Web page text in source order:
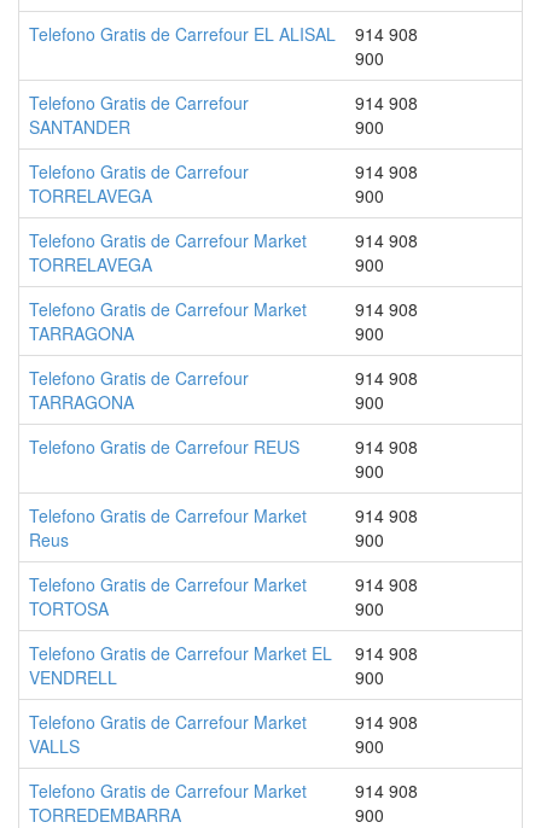
Telefono Gratis de Carrefour EL ALISAL
914 908
900
Telefono Gratis de Carrefour
SANTANDER
914 908
900
Telefono Gratis de Carrefour
TORRELAVEGA
914 908
900
Telefono Gratis de Carrefour Market
TORRELAVEGA
914 908
900
Telefono Gratis de Carrefour Market
TARRAGONA
914 908
900
Telefono Gratis de Carrefour
TARRAGONA
914 908
900
Telefono Gratis de Carrefour REUS
914 908
900
Telefono Gratis de Carrefour Market
Reus
914 908
900
Telefono Gratis de Carrefour Market
TORTOSA
914 908
900
Telefono Gratis de Carrefour Market EL
VENDRELL
914 908
900
Telefono Gratis de Carrefour Market
VALLS
914 908
900
Telefono Gratis de Carrefour Market
TORREDEMBARRA
914 908
900